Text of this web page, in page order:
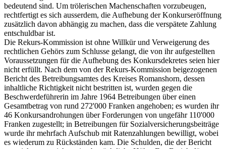
bedeutend sind. Um trölerischen Machenschaften vorzubeugen,
rechtfertigt es sich ausserdem, die Aufhebung der Konkurseröffnung
zusätzlich davon abhängig zu machen, dass die verspätete Zahlung
entschuldbar ist.
Die Rekurs-Kommission ist ohne Willkür und Verweigerung des
rechtlichen Gehörs zum Schlusse gelangt, die von ihr aufgestellten
Voraussetzungen für die Aufhebung des Konkursdekretes seien hier
nicht erfüllt. Nach dem von der Rekurs-Kommission beigezogenen
Bericht des Betreibungsamtes des Kreises Romanshorn, dessen
inhaltliche Richtigkeit nicht bestritten ist, wurden gegen die
Beschwerdeführerin im Jahre 1964 Betreibungen über einen
Gesamtbetrag von rund 272'000 Franken angehoben; es wurden ihr
46 Konkursandrohungen über Forderungen von ungefähr 110'000
Franken zugestellt; in Betreibungen für Sozialversicherungsbeiträge
wurde ihr mehrfach Aufschub mit Ratenzahlungen bewilligt, wobei
es wiederum zu Rückständen kam. Die Schulden, die der Bericht